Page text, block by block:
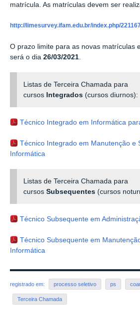
matrícula. As matrículas devem ser
http://limesurvey.ifam.edu.br/index.php/
O prazo limite para as novas matrículas
será o dia 26/03/2021
Listas de Terceira Chamada para
cursos Integrados (cursos diurnos):
Técnico Integrado em Informática
Técnico Integrado em Manutenção e
Informática
Listas de Terceira Chamada para
cursosSubsequentes (cursos
Técnico Subsequente em
Técnico Subsequente em
Informática
registrado em: processo seletivo ps
Terceira Chamada